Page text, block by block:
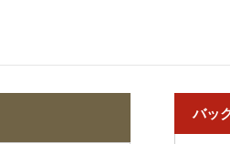
バッ